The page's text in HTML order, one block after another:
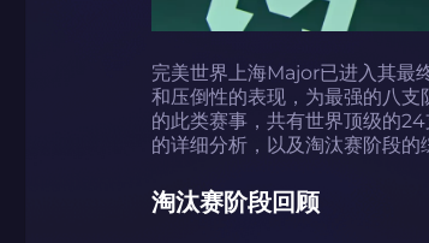
完美世界上海Major已进入其最
和压倒性的表现，为最强的八
的此类赛事，共有世界顶级的
的详细分析，以及淘汰赛阶段的
淘汰赛阶段回顾